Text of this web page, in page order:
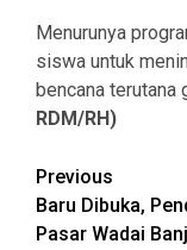
Menurunya
siswa untuk
bencana terutana
RDM/RH)
Continue
Reading
Previous
Baru Dibuka,
Pasar Wadai